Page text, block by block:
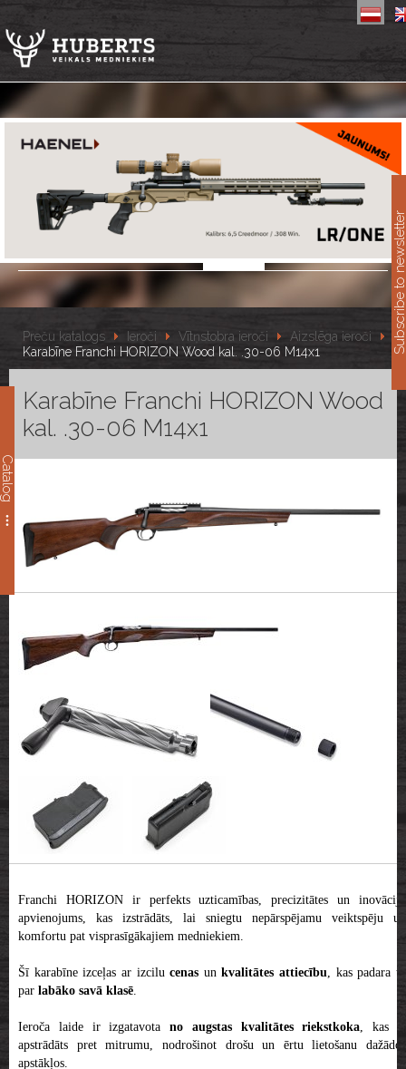
Catalog
Preču katalogs Ieroči Vītņstobra ieroči
Aizslēga ieroči
Karabīne Franchi HORIZON Wood kal. .30-06 M14x1
Karabīne Franchi HORIZON Wood
kal. .30-06 M14x1
Franchi HORIZON ir perfekts uzticamības, precizitātes un inovāciju
apvienojums, kas izstrādāts, lai sniegtu nepārspējamu veiktspēju un
komfortu pat visprasīgākajiem medniekiem.
Šī karabīne izceļas ar izcilucenas unkvalitātes attiecību, kas padara to
par labāko savā klasē.
Ieroča laide ir izgatavotano augstas kvalitātes riekstkoka, kas ir
apstrādāts pret mitrumu, nodrošinot drošu un ērtu lietošanu dažādos
apstākļos.
Subscribe